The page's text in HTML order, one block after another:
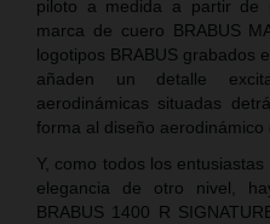
piloto a medida a partir de
marca de cuero BRABUS
logotipos BRABUS grabados
añaden un detalle
aerodinámicas situadas
forma al diseño aerodinámico
Y, como todos los
elegancia de otro nivel,
BRABUS 1400 R